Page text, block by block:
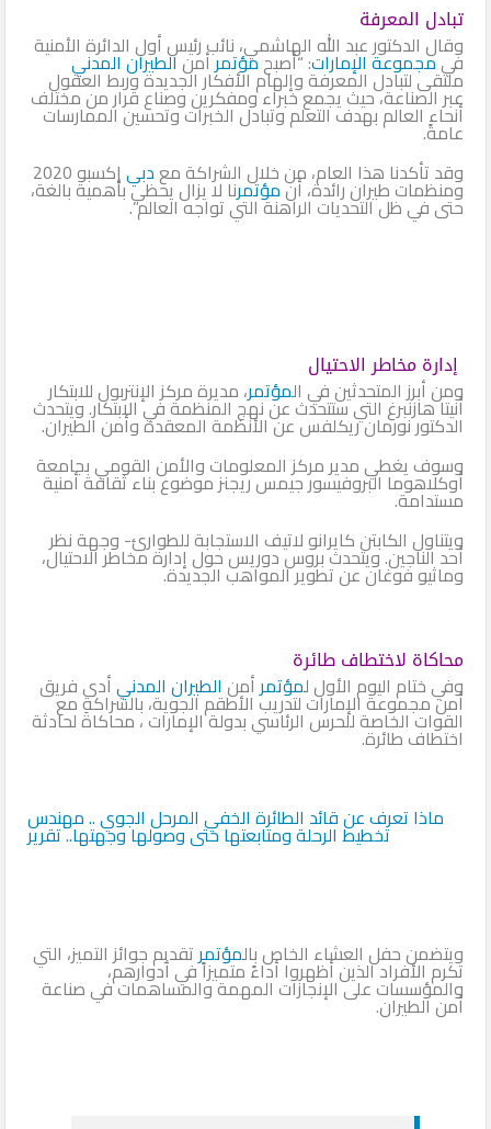
تبادل المعرفة
وقال الدكتور عبد الله الهاشمي، نائب رئيس أول الدائرة الأمنية
فيمجموعة الإمارات: “أصبحمؤتمرأمنالطيران المدني
ملتقى لتبادل المعرفة وإلهام الأفكار الجديدة وربط العقول
عبر الصناعة، حيث يجمع خبراء ومفكرين وصناع قرار من مختلف
أنحاء العالم بهدف التعلم وتبادل الخبرات وتحسين الممارسات
عامةً.
وقد تأكدنا هذا العام، من خلال الشراكة معدبي إكسبو 2020
ومنظمات طيران رائدة، أنمؤتمرنا لا يزال يحظى بأهمية بالغة،
حتى في ظل التحديات الراهنة التي تواجه العالم”.
إدارة مخاطر الاحتيال
ومن أبرز المتحدثين في المؤتمر، مديرة مركز الإنتربول للابتكار
أنيتا هازنبرغ التي ستتحدث عن نهج المنظمة في الابتكار. ويتحدث
الدكتور نورمان ريكلفس عن الأنظمة المعقدة وأمن الطيران.
وسوف يغطي مدير مركز المعلومات والأمن القومي بجامعة
أوكلاهوما البروفيسور جيمس ريجنز موضوع بناء ثقافة أمنية
مستدامة.
ويتناول الكابتن كايرانو لاتيف الاستجابة للطوارئ- وجهة نظر
أحد الناجين. ويتحدث بروس دوريس حول إدارة مخاطر الاحتيال،
وماثيو فوغان عن تطوير المواهب الجديدة.
محاكاة لاختطاف طائرة
وفي ختام اليوم الأول لمؤتمر أمن الطيران المدنيأدى فريق
أمن مجموعة الإمارات لتدريب الأطقم الجوية، بالشراكة مع
القوات الخاصة للحرس الرئاسي بدولة الإمارات ، محاكاةَ لحادثة
اختطاف طائرة.
ماذا تعرف عن قائد الطائرة الخفي المرحل الجوي .. مهندس
تخطيط الرحلة ومتابعتها حتى وصولها وجهتها.. تقرير
ويتضمن حفل العشاء الخاص بالمؤتمر تقديم جوائز التميز، التي
تكرم الأفراد الذين أظهروا أداءً متميزاً في أدوارهم،
والمؤسسات على الإنجازات المهمة والمساهمات في صناعة
أمن الطيران.